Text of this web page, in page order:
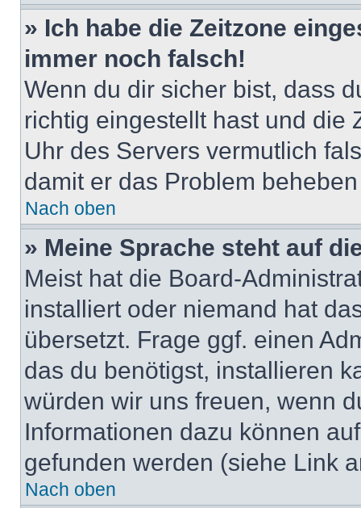
» Ich habe die Zeitzone
immer noch falsch!
Wenn du dir sicher bist, dass
richtig eingestellt hast und die
Uhr des Servers vermutlich
damit er das Problem
Nach oben
» Meine Sprache steht auf
Meist hat die Board-
installiert oder niemand hat
übersetzt. Frage ggf. einen
das du benötigst, installieren
würden wir uns freuen, wenn
Informationen dazu können
gefunden werden (siehe Link
Nach oben